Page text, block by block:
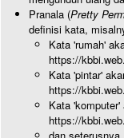
Pranala (Pretty
definisi kata,
Kata 'rumah'
https://
Kata 'pintar'
https://
Kata
https://